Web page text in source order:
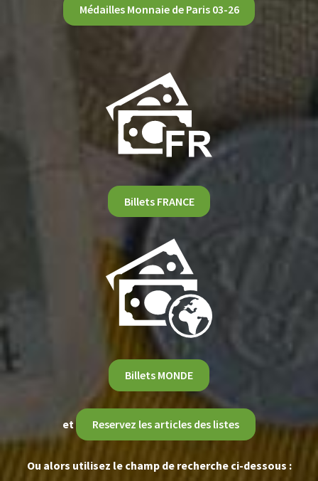
Médailles Monnaie de Paris 03-26
Billets FRANCE
Billets MONDE
et Reservez les articles des listes
Ou alors utilisez le champ de recherche ci-dessous :